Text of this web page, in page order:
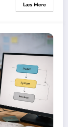
Læs Mere